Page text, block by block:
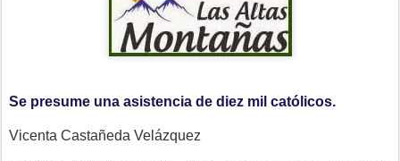
Se presume una asistencia de diez mil católicos.
Vicenta Castañeda Velázquez